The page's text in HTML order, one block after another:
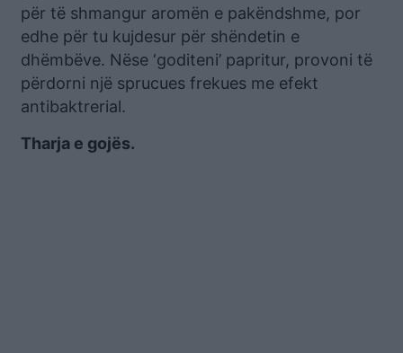
për të shmangur aromën e pakëndshme, por
edhe për tu kujdesur për shëndetin e
dhëmbëve. Nëse ‘goditeni’ papritur, provoni të
përdorni një sprucues frekues me efekt
antibaktrerial.
Tharja e gojës.